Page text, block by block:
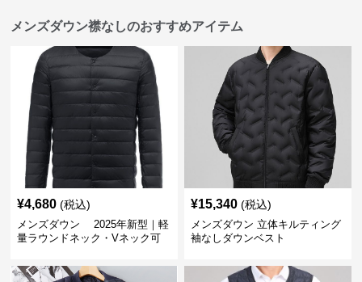
メンズダウン襟なしのおすすめアイテム
¥4,680 (税込)
メンズダウン 2025年新型｜軽
量ラウンドネック・Vネック可
¥15,340 (税込)
メンズダウン 立体キルティング
袖なしダウンベスト